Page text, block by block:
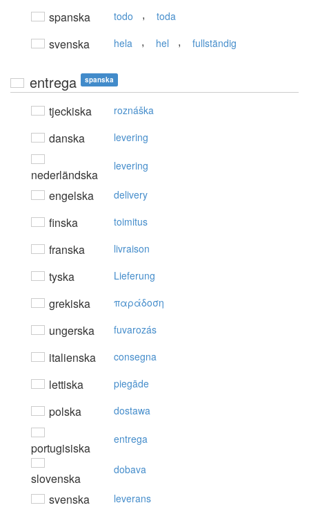
spanska todo , toda
svenska hela , hel , fullständig
entrega spanska
tjeckiska roznáška
danska levering
nederländska
levering
engelska delivery
finska toimitus
franska livraison
tyska Lieferung
grekiska παράδoση
ungerska fuvarozás
italienska consegna
lettiska piegāde
polska dostawa
portugisiska
entrega
slovenska
dobava
svenska leverans